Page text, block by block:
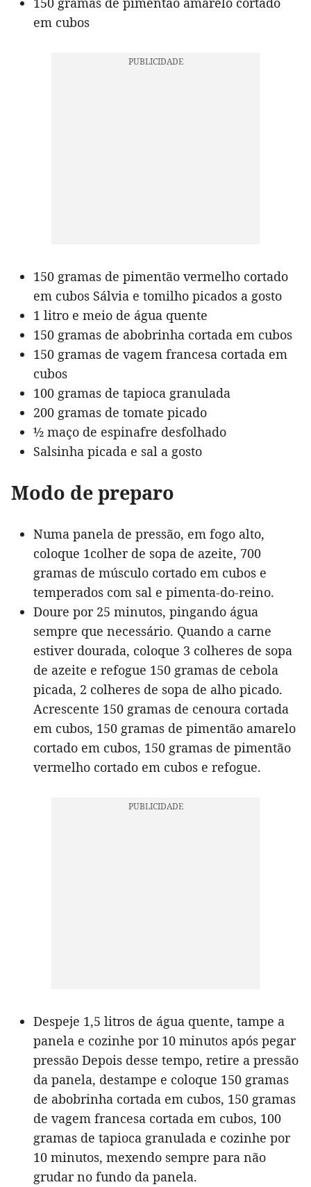
em cubos
150 gramas de pimentão vermelho cortado
em cubos Sálvia e tomilho picados a gosto
1 litro e meio de água quente
150 gramas de abobrinha cortada em cubos
150 gramas de vagem francesa cortada em
cubos
100 gramas de tapioca granulada
200 gramas de tomate picado
½ maço de espinafre desfolhado
Salsinha picada e sal a gosto
Modo de preparo
Numa panela de pressão, em fogo alto,
coloque 1colher de sopa de azeite, 700
gramas de músculo cortado em cubos e
temperados com sal e pimenta-do-reino.
Doure por 25 minutos, pingando água
sempre que necessário. Quando a carne
estiver dourada, coloque 3 colheres de sopa
de azeite e refogue 150 gramas de cebola
picada, 2 colheres de sopa de alho picado.
Acrescente 150 gramas de cenoura cortada
em cubos, 150 gramas de pimentão amarelo
cortado em cubos, 150 gramas de pimentão
vermelho cortado em cubos e refogue.
Despeje 1,5 litros de água quente, tampe a
panela e cozinhe por 10 minutos após pegar
pressão Depois desse tempo, retire a pressão
da panela, destampe e coloque 150 gramas
de abobrinha cortada em cubos, 150 gramas
de vagem francesa cortada em cubos, 100
gramas de tapioca granulada e cozinhe por
10 minutos, mexendo sempre para não
grudar no fundo da panela.